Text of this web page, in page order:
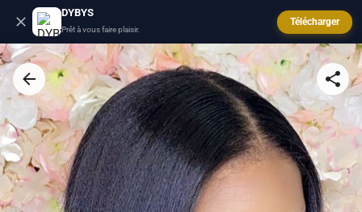
DYBYS
Prêt à vous faire plaisir.
Télécharger